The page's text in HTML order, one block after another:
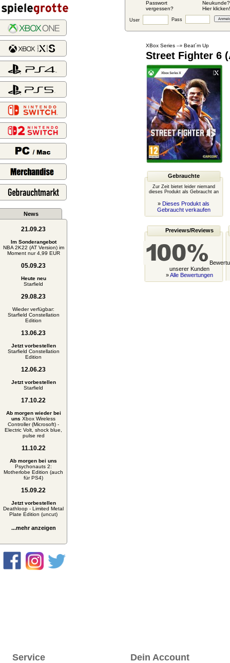
Passwort
vergessen?
Neukunde?
Hier klicken!
User Pass
News
21.09.23
Im Sonderangebot
NBA 2K22 (AT Version) im
Moment nur 4,99 EUR
05.09.23
Heute neu
Starfield
29.08.23
Wieder verfügbar:
Starfield Constellation
Edition
13.06.23
Jetzt vorbestellen
Starfield Constellation
Edition
12.06.23
Jetzt vorbestellen
Starfield
17.10.22
Ab morgen wieder bei
uns Xbox Wireless
Controller (Microsoft) -
Electric Volt, shock blue,
pulse red
11.10.22
Ab morgen bei uns
Psychonauts 2:
Motherlobe Edition (auch
für PS4)
15.09.22
Jetzt vorbestellen
Deathloop - Limited Metal
Plate Edition (uncut)
...mehr anzeigen
XBox Series --» Beat´m Up
Street Fighter 6
Gebrauchte
Zur Zeit bietet leider niemand
dieses Produkt als Gebraucht an
» Dieses Produkt als
Gebraucht verkaufen
Previews/Reviews
unserer Kunden
»Alle Bewertungen
Service Dein Account